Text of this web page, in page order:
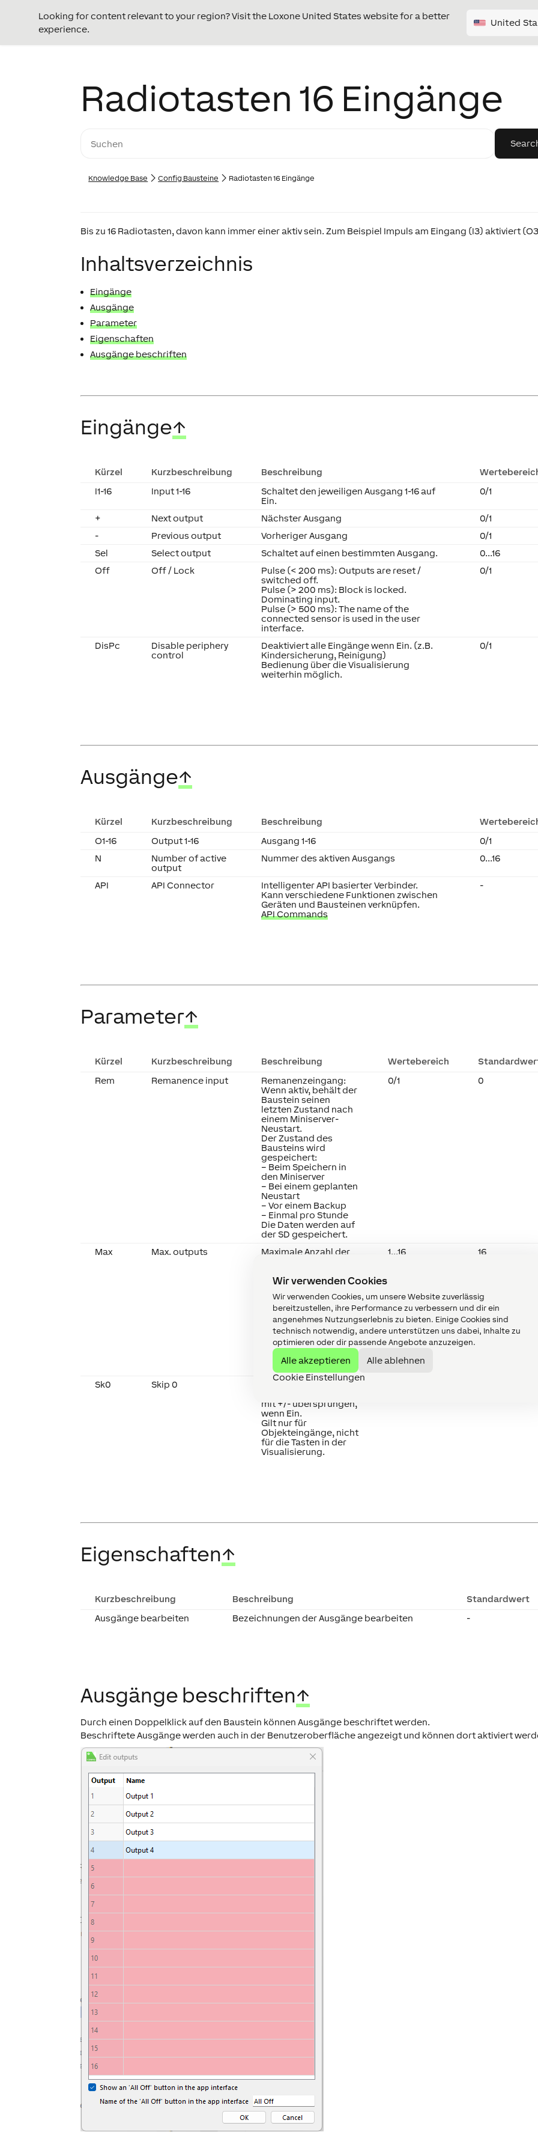
Wir verwenden Cookies
Wir verwenden Cookies, um unsere Website zuverlässig
bereitzustellen, ihre Performance zu verbessern und dir ein
angenehmes Nutzungserlebnis zu bieten. Einige Cookies sind
technisch notwendig, andere unterstützen uns dabei, Inhalte zu
optimieren oder dir passende Angebote anzuzeigen.
Alle akzeptieren
Alle ablehnen
Cookie Einstellungen
Looking for content relevant to your region? Visit the Loxone United States website for a better
experience.
United
Radiotasten 16 Eingänge
Knowledge Base Config Bausteine Radiotasten 16 Eingänge
Bis zu 16 Radiotasten, davon kann immer einer aktiv sein. Zum Beispiel Impuls am Eingang (I3) aktiviert
Inhaltsverzeichnis
Eingänge
Ausgänge
Parameter
Eigenschaften
Ausgänge beschriften
Eingänge↑
Kürzel Kurzbeschreibung Beschreibung
I1-16
Input 1-16
Schaltet den jeweiligen Ausgang 1-16 auf
Ein.
0/1
+ Next output Nächster Ausgang
0/1
-
Previous output Vorheriger Ausgang
0/1
Sel
Select output Schaltet auf einen bestimmten Ausgang.
0...16
Off
Off / Lock
Pulse (< 200 ms): Outputs are reset /
switched off.
Pulse (> 200 ms): Block is locked.
Dominating input.
Pulse (> 500 ms): The name of the
connected sensor is used in the user
interface.
0/1
DisPc
Disable periphery
control
Deaktiviert alle Eingänge wenn Ein. (z.B.
Kindersicherung, Reinigung)
Bedienung über die Visualisierung
weiterhin möglich.
0/1
Ausgänge↑
Kürzel Kurzbeschreibung Beschreibung
O1-16
Output 1-16 Ausgang 1-16
0/1
N
Number of active
output
Nummer des aktiven Ausgangs 0...16
API API Connector
Intelligenter API basierter Verbinder.
Kann verschiedene Funktionen zwischen
Geräten und Bausteinen verknüpfen.
API Commands
-
Parameter↑
Kürzel Kurzbeschreibung Beschreibung Wertebereich
Rem
Remanence input
Remanenzeingang:
Wenn aktiv, behält der
Baustein seinen
letzten Zustand nach
einem Miniserver-
Neustart.
Der Zustand des
Bausteins wird
gespeichert:
– Beim Speichern in
den Miniserver
– Bei einem geplanten
Neustart
– Vor einem Backup
– Einmal pro Stunde
Die Daten werden auf
der SD gespeichert.
0/1 0
Max Max. outputs
Maximale Anzahl der
die Ausgänge 1-4
Bausteineingänge
aktiviert werden.
In der Visualisierung
können unabhängig
von dieser Einstellung
alle beschrifteten
Ausgänge aktiviert
werden.
1...16 16
Sk0 Skip 0
mit +/- übersprungen,
wenn Ein.
Gilt nur für
Objekteingänge, nicht
für die Tasten in der
Visualisierung.
Eigenschaften↑
Kurzbeschreibung Beschreibung
Standardwert
Ausgänge bearbeiten
Bezeichnungen der Ausgänge bearbeiten -
Ausgänge beschriften↑
Durch einen Doppelklick auf den Baustein können Ausgänge beschriftet werden.
Beschriftete Ausgänge werden auch in der Benutzeroberfläche angezeigt und können dort aktiviert